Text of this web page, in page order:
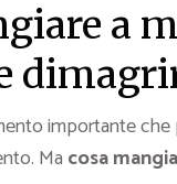
a
importante
Ma cosa